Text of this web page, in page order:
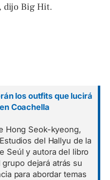
dijo Big Hit.
los outfits que lucirá
Coachella
Hong Seok-kyeong,
del Hallyu de la
Seúl y autora del libro
grupo dejará atrás su
para abordar temas